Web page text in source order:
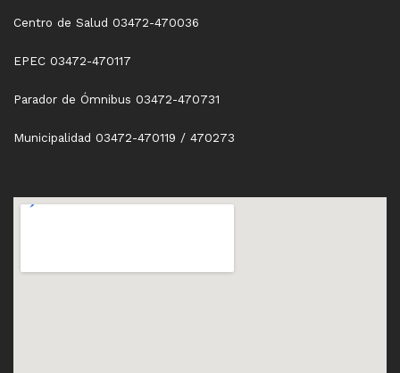
Centro de Salud 03472-470036
EPEC 03472-470117
Parador de Ómnibus 03472-470731
Municipalidad 03472-470119 / 470273